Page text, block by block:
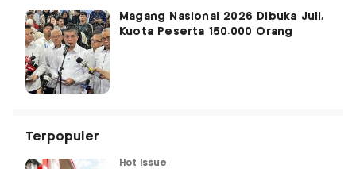
Magang Nasional 2026 Dibuka Juli,
Kuota Peserta 150.000 Orang
Terpopuler
Hot Issue